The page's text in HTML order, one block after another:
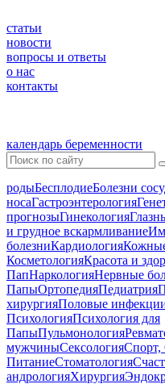
статьи
новости
вопросы и ответы
о нас
контакты
календарь беременности
родыБесплодиеБолезни
носаГастроэнтерология
прогнозыГинекология
и грудное вскармливание
болезниКардиология
КосметологияКрасота и
ПапНаркологияНервные
ПапыОртопедияПедиатрия
хирургияПоловые
ПсихологияПсихология для
ПапыПульмонология
мужчиныСексологияСпорт,
ПитаниеСтоматология
андрологияХирургия